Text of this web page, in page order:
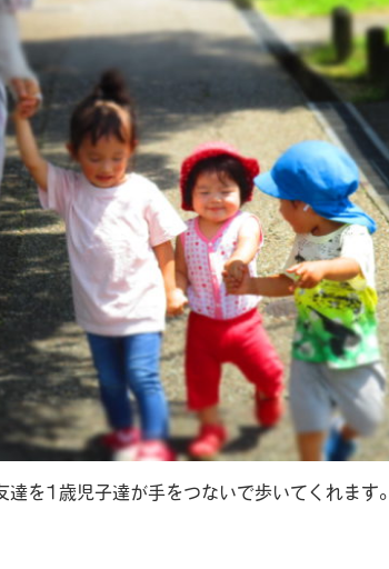
を1歳児子達が手をつないで歩いてくれます。